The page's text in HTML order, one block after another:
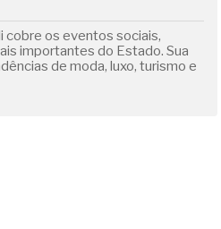
cobre os eventos sociais,
importantes do Estado. Sua
de moda, luxo, turismo e